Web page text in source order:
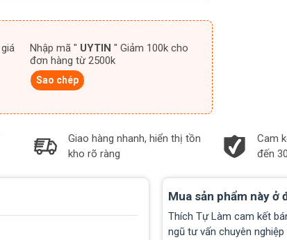
Nhập mã " UYTIN " Giảm 100k cho
đơn hàng từ 2500k
Sao chép
Giao hàng nhanh, hiển thị tồn
kho rõ ràng
Cam
đến
Mua sản phẩm này ở
Thích Tự Làm cam kết
ngũ tư vấn chuyên